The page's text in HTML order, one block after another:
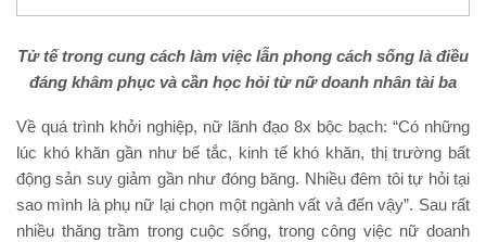
Tử tế trong cung cách làm việc lẫn phong cách sống là điều
đáng khâm phục và cần học hỏi từ nữ doanh nhân tài ba
Về quá trình khởi nghiệp, nữ lãnh đạo 8x bộc bạch: “Có những
lúc khó khăn gần như bế tắc, kinh tế khó khăn, thị trường bất
động sản suy giảm gần như đóng băng. Nhiều đêm tôi tự hỏi tại
sao mình là phụ nữ lại chọn một ngành vất vả đến vậy”. Sau rất
nhiều thăng trầm trong cuộc sống, trong công việc nữ doanh